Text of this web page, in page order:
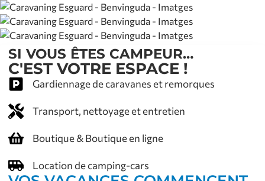
SI VOUS ÊTES CAMPEUR…
C'EST VOTRE ESPACE !
Gardiennage de caravanes et remorques
Transport, nettoyage et entretien
Boutique & Boutique en ligne
Location de camping-cars